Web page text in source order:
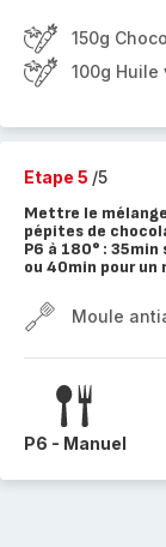
150g
100g
Etape 5 /5
Mettre le
pépites de
P6 à 180° :
ou 40min pour un
Moule
P6 - Manuel